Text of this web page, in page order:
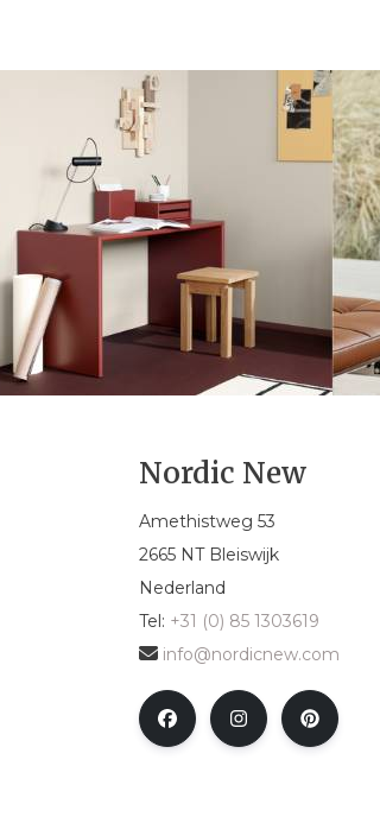
Nordic New
Amethistweg 53
2665 NT Bleiswijk
Nederland
Tel: +31 (0) 85 1303619
info@nordicnew.com